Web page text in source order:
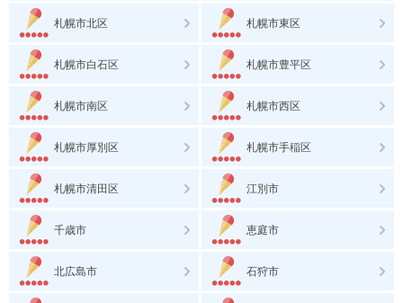
札幌市北区 札幌市東区
札幌市白石区 札幌市豊平区
札幌市南区 札幌市西区
札幌市厚別区 札幌市手稲区
札幌市清田区 江別市
千歳市 恵庭市
北広島市 石狩市